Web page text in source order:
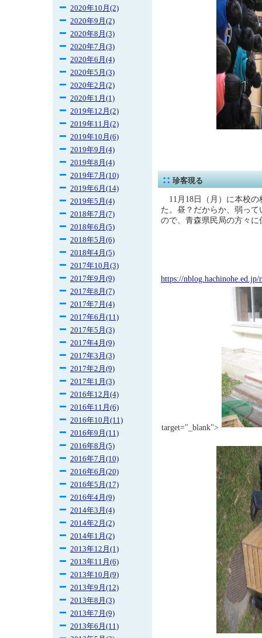
2020年10月(2)
2020年9月(2)
2020年8月(3)
2020年7月(3)
2020年6月(4)
2020年5月(3)
2020年2月(2)
2020年1月(1)
2019年12月(2)
2019年11月(2)
2019年10月(6)
2019年9月(4)
2019年8月(4)
2019年7月(10)
2019年6月(14)
2019年5月(4)
2018年7月(7)
2018年6月(5)
2018年5月(6)
2018年4月(5)
2017年10月(3)
2017年9月(9)
2017年8月(7)
2017年7月(4)
2017年6月(11)
2017年5月(3)
2017年4月(9)
2017年3月(3)
2017年2月(9)
2017年1月(3)
2016年12月(4)
2016年11月(6)
2016年10月(11)
2016年9月(11)
2016年8月(5)
2016年7月(10)
2016年6月(20)
2016年5月(17)
2016年4月(9)
2014年3月(4)
2014年2月(2)
2014年1月(2)
2013年12月(1)
2013年11月(6)
2013年10月(9)
2013年9月(12)
2013年8月(3)
2013年7月(9)
2013年6月(11)
珍客現る
11月18日（月）に本校の
た。昼？だからか、弱っ
ので、青森県民局の方々
https://nblog.hachinohe.ed.jp/
target="_blank">